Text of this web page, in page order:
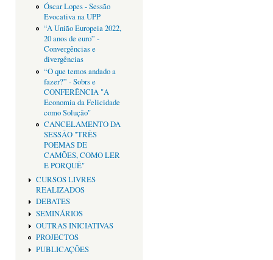
Óscar Lopes - Sessão
Evocativa na UPP
“A União Europeia 2022,
20 anos de euro” -
Convergências e
divergências
“O que temos andado a
fazer?” - Sobrs e
CONFERÊNCIA "A
Economia da Felicidade
como Solução"
CANCELAMENTO DA
SESSÂO "TRÊS
POEMAS DE
CAMÕES, COMO LER
E PORQUÊ"
CURSOS LIVRES
REALIZADOS
DEBATES
SEMINÁRIOS
OUTRAS INICIATIVAS
PROJECTOS
PUBLICAÇÕES